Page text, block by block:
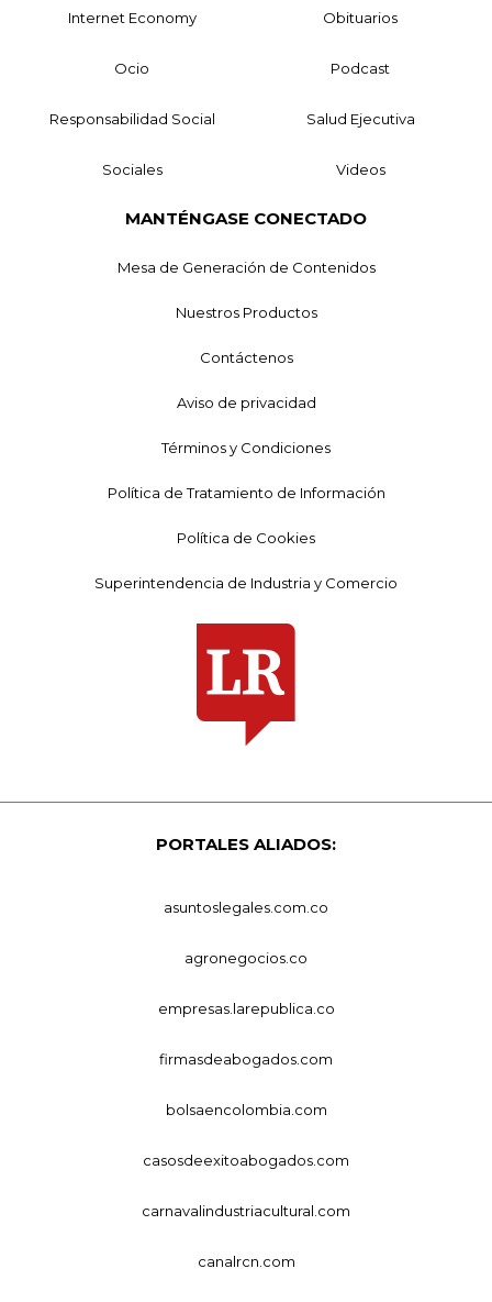
Internet Economy Obituarios
Ocio Podcast
Responsabilidad Social Salud Ejecutiva
Sociales Videos
MANTÉNGASE CONECTADO
Mesa de Generación de Contenidos
Nuestros Productos
Contáctenos
Aviso de privacidad
Términos y Condiciones
Política de Tratamiento de Información
Política de Cookies
Superintendencia de Industria y Comercio
PORTALES ALIADOS:
asuntoslegales.com.co
agronegocios.co
empresas.larepublica.co
firmasdeabogados.com
bolsaencolombia.com
casosdeexitoabogados.com
carnavalindustriacultural.com
canalrcn.com